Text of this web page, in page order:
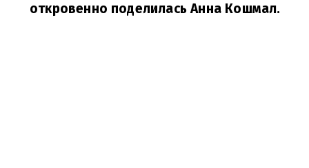
откровенно поделилась Анна Кошмал.